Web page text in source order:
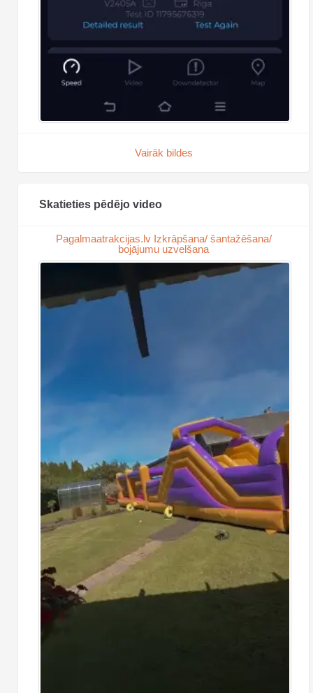
Vairāk bildes
Skatieties pēdējo video
Pagalmaatrakcijas.lv Izkrāpšana/ šantažēšana/
bojājumu uzvelšana